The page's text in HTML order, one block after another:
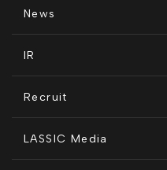
沿革
テレリモ総研
SDGsに対する取り組み
コンプライアンス推進体制
News
IR
開示情報
コーポレート・ガバナンス
Recruit
LASSIC Media